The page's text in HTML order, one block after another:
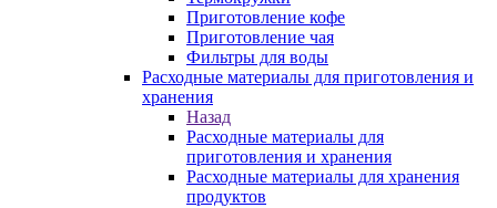
Приготовление кофе
Приготовление чая
Фильтры для воды
Расходные материалы для приготовления и
хранения
Назад
Расходные материалы для
приготовления и хранения
Расходные материалы для хранения
продуктов